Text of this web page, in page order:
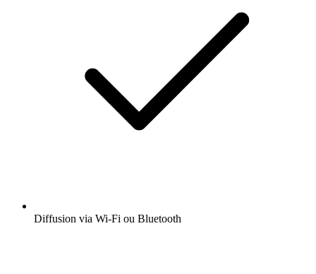
Diffusion via Wi-Fi ou Bluetooth